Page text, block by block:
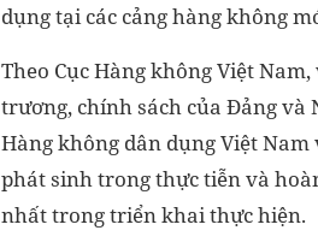
dụng tại các cảng hàng không
Theo Cục Hàng không Việt
trương, chính sách của Đảng và
Hàng không dân dụng Việt
phát sinh trong thực tiễn và
nhất trong triển khai thực hiện.